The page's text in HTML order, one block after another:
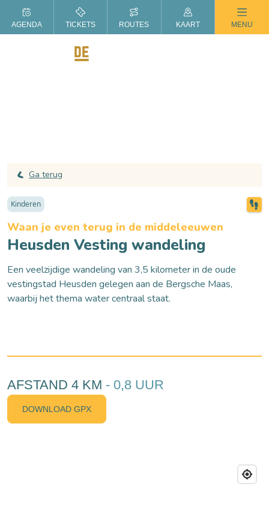
ZOMER IN DE LANGSTRAAT
Ga terug
Kinderen
Waan je even terug in de middeleeuwen
Heusden Vesting wandeling
Een veelzijdige wandeling van 3,5 kilometer in de oude
vestingstad Heusden gelegen aan de Bergsche Maas,
waarbij het thema water centraal staat.
AFSTAND 4 KM - 0,8 UUR
DOWNLOAD GPX
AGENDA TICKETS ROUTES KAART MENU